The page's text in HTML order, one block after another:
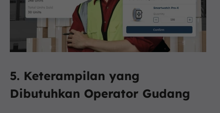
5. Keterampilan yang
Dibutuhkan Operator Gudang